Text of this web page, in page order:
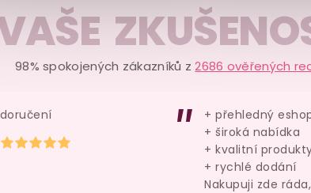
TauriX special 40 ml
skladem
Pjur
Do
98% spokojených zákazníků z2686 ověřených
Hodnocení obchodu je 5 z 5 hvězdiček.
+ přehledný
+ široká nabídka
+ kvalitní
+ rychlé dodání
Nakupuji zde